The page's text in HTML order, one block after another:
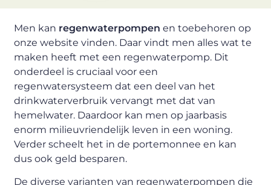
Men kan regenwaterpompen en toebehoren op
onze website vinden. Daar vindt men alles wat te
maken heeft met een regenwaterpomp. Dit
onderdeel is cruciaal voor een
regenwatersysteem dat een deel van het
drinkwaterverbruik vervangt met dat van
hemelwater. Daardoor kan men op jaarbasis
enorm milieuvriendelijk leven in een woning.
Verder scheelt het in de portemonnee en kan
dus ook geld besparen.
De diverse varianten van regenwaterpompen die